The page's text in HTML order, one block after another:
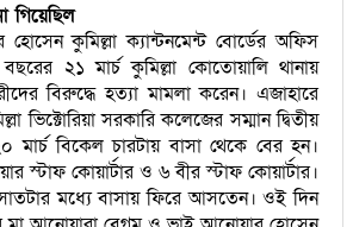
গিয়েছিল
কুমিল্লা ক্যান্টনমেন্ট বোর্ডের অফিস
২১ মার্চ কুমিল্লা কোতোয়ালি থানায়
বিরুদ্ধে হত্যা মামলা করেন। এজাহারে
ভিক্টোরিয়া সরকারি কলেজের সম্মান দ্বিতীয়
মার্চ বিকেল চারটায় বাসা থেকে বের হন।
স্টাফ কোয়ার্টার ও ৬ বীর স্টাফ কোয়ার্টার।
মধ্যে বাসায় ফিরে আসতেন। ওই দিন